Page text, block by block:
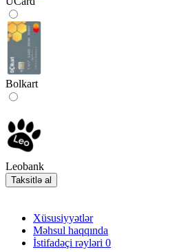
Bolkart
Leobank
Taksitlə al
Xüsusiyyətlər
Məhsul haqqında
İstifadəçi rəyləri 0